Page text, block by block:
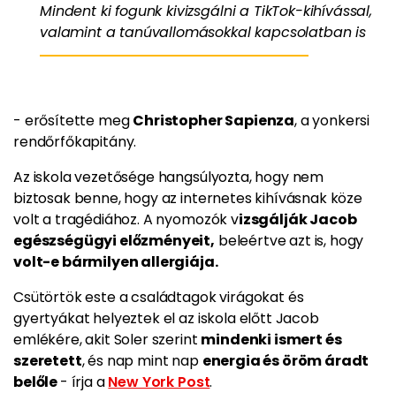
Mindent ki fogunk kivizsgálni a TikTok-kihívással,
valamint a tanúvallomásokkal kapcsolatban is
- erősítette megChristopher Sapienza, a yonkersi
rendőrfőkapitány.
Az iskola vezetősége hangsúlyozta, hogy nem
biztosak benne, hogy az internetes kihívásnak köze
volt a tragédiához. A nyomozók vizsgálják Jacob
egészségügyi előzményeit, beleértve azt is, hogy
volt-e bármilyen allergiája.
Csütörtök este a családtagok virágokat és
gyertyákat helyeztek el az iskola előtt Jacob
emlékére, akit Soler szerint mindenki ismert és
szeretett, és nap mint nap energia és öröm áradt
belőle- írja aNew York Post.